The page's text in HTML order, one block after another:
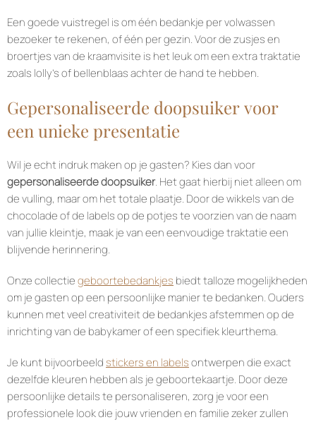
Een goede vuistregel is om één bedankje per volwassen
bezoeker te rekenen, of één per gezin. Voor de zusjes en
broertjes van de kraamvisite is het leuk om een extra traktatie
zoals lolly’s of bellenblaas achter de hand te hebben.
Gepersonaliseerde doopsuiker voor
een unieke presentatie
Wil je echt indruk maken op je gasten? Kies dan voor
gepersonaliseerde doopsuiker. Het gaat hierbij niet alleen om
de vulling, maar om het totale plaatje. Door de wikkels van de
chocolade of de labels op de potjes te voorzien van de naam
van jullie kleintje, maak je van een eenvoudige traktatie een
blijvende herinnering.
Onze collectiegeboortebedankjes biedt talloze mogelijkheden
om je gasten op een persoonlijke manier te bedanken. Ouders
kunnen met veel creativiteit de bedankjes afstemmen op de
inrichting van de babykamer of een specifiek kleurthema.
Je kunt bijvoorbeeldstickers en labelsontwerpen die exact
dezelfde kleuren hebben als je geboortekaartje. Door deze
persoonlijke details te personaliseren, zorg je voor een
professionele look die jouw vrienden en familie zeker zullen